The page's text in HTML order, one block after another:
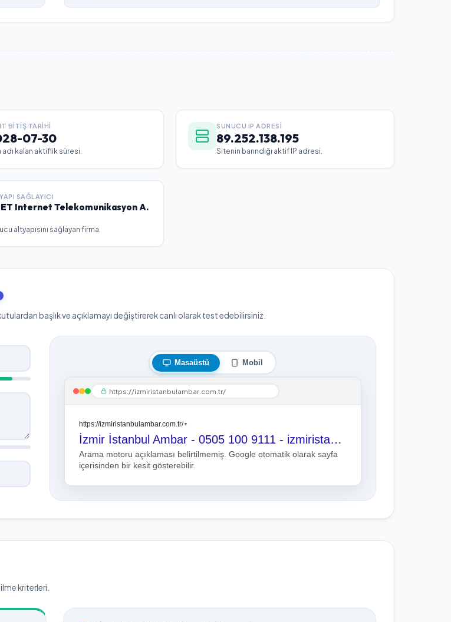
BITIŞ TARIHI
07-30
adı kalan aktiflik süresi.
SUNUCU IP ADRESI
89.252.138.195
Sitenin barındığı aktif IP adresi.
SAĞLAYICI
Internet Telekomunikasyon A.
altyapısını sağlayan firma.
başlık ve açıklamayı değiştirerek canlı olarak test edebilirsiniz.
Masaüstü Mobil
https://izmiristanbulambar.com.tr/
https://izmiristanbulambar.com.tr/▼
İzmir İstanbul Ambar - 0505 100 9111 - izmiristanbulambar.com.tr
Arama motoru açıklaması belirtilmemiş. Google otomatik olarak sayfa
içerisinden bir kesit gösterebilir.
kriterleri.